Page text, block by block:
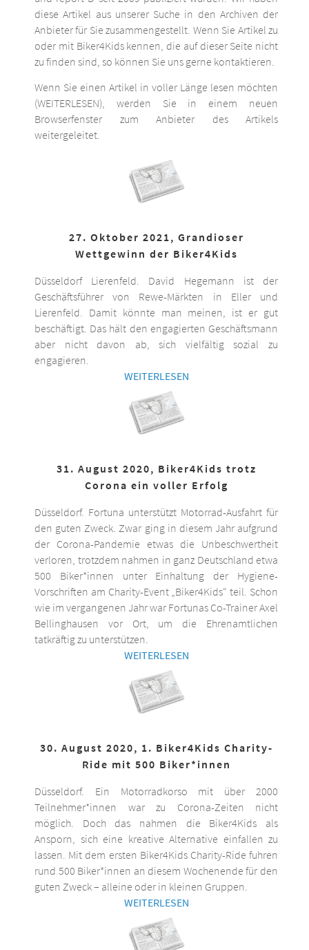
diese Artikel aus unserer Suche in den Archiven der
Anbieter für Sie zusammengestellt. Wenn Sie Artikel zu
oder mit Biker4Kids kennen, die auf dieser Seite nicht
zu finden sind, so können Sie uns gerne kontaktieren.
Wenn Sie einen Artikel in voller Länge lesen möchten
(WEITERLESEN), werden Sie in einem neuen
Browserfenster zum Anbieter des Artikels
weitergeleitet.
27. Oktober 2021, Grandioser
Wettgewinn der Biker4Kids
Düsseldorf Lierenfeld. David Hegemann ist der
Geschäftsführer von Rewe-Märkten in Eller und
Lierenfeld. Damit könnte man meinen, ist er gut
beschäftigt. Das hält den engagierten Geschäftsmann
aber nicht davon ab, sich vielfältig sozial zu
engagieren.
WEITERLESEN
31. August 2020, Biker4Kids trotz
Corona ein voller Erfolg
Düsseldorf. Fortuna unterstützt Motorrad-Ausfahrt für
den guten Zweck. Zwar ging in diesem Jahr aufgrund
der Corona-Pandemie etwas die Unbeschwertheit
verloren, trotzdem nahmen in ganz Deutschland etwa
500 Biker*innen unter Einhaltung der Hygiene-
Vorschriften am Charity-Event „Biker4Kids“ teil. Schon
wie im vergangenen Jahr war Fortunas Co-Trainer Axel
Bellinghausen vor Ort, um die Ehrenamtlichen
tatkräftig zu unterstützen.
WEITERLESEN
30. August 2020, 1. Biker4Kids Charity-
Ride mit 500 Biker*innen
Düsseldorf. Ein Motorradkorso mit über 2000
Teilnehmer*innen war zu Corona-Zeiten nicht
möglich. Doch das nahmen die Biker4Kids als
Ansporn, sich eine kreative Alternative einfallen zu
lassen. Mit dem ersten Biker4Kids Charity-Ride fuhren
rund 500 Biker*innen an diesem Wochenende für den
guten Zweck – alleine oder in kleinen Gruppen.
WEITERLESEN